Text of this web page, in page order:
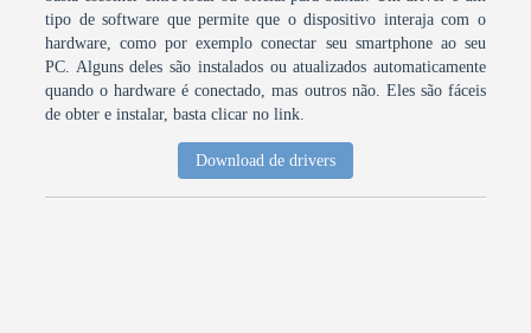
tipo de software que permite que o dispositivo interaja com o
hardware, como por exemplo conectar seu smartphone ao seu
PC. Alguns deles são instalados ou atualizados automaticamente
quando o hardware é conectado, mas outros não. Eles são fáceis
de obter e instalar, basta clicar no link.
Download de drivers